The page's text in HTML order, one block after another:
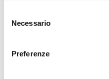
delNecessario
Preferenze